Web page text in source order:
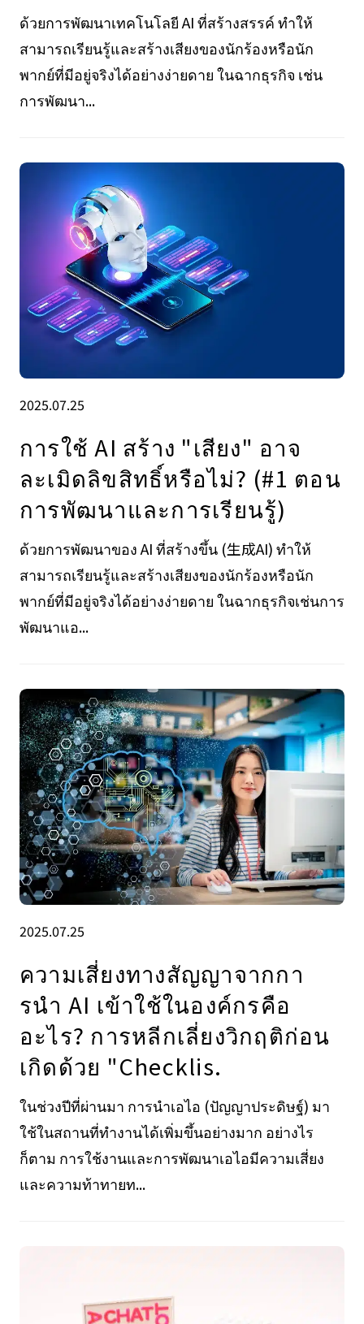
ด้วยการพัฒนาเทคโนโลยี AI ที่สร้างสรรค์ ทำให้
สามารถเรียนรู้และสร้างเสียงของนักร้องหรือนัก
พากย์ที่มีอยู่จริงได้อย่างง่ายดาย ในฉากธุรกิจ เช่น
การพัฒนา...
2025.07.25
การใช้ AI สร้าง "เสียง" อาจ
ละเมิดลิขสิทธิ์หรือไม่? (#1 ตอน
การพัฒนาและการเรียนรู้)
ด้วยการพัฒนาของ AI ที่สร้างขึ้น (生成AI) ทำให้
สามารถเรียนรู้และสร้างเสียงของนักร้องหรือนัก
พากย์ที่มีอยู่จริงได้อย่างง่ายดาย ในฉากธุรกิจเช่นการ
พัฒนาแอ...
2025.07.25
ความเสี่ยงทางสัญญาจากกา
รนํา AI เข้าใช้ในองค์กรคือ
อะไร? การหลีกเลี่ยงวิกฤติก่อน
เกิดด้วย "Checklis.
ในช่วงปีที่ผ่านมา การนำเอไอ (ปัญญาประดิษฐ์) มา
ใช้ในสถานที่ทำงานได้เพิ่มขึ้นอย่างมาก อย่างไร
ก็ตาม การใช้งานและการพัฒนาเอไอมีความเสี่ยง
และความท้าทายท...